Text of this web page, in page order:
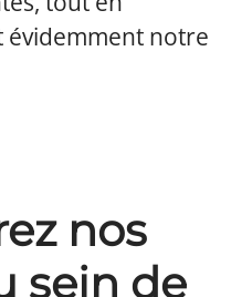
évidemment notre
nos
sein de